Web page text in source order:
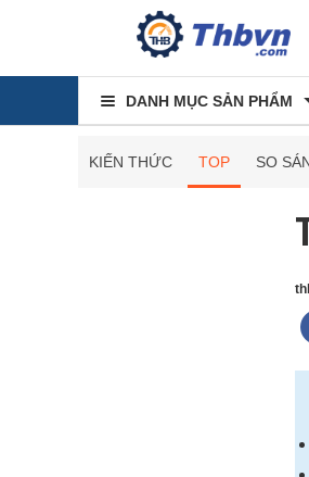
DANH MỤC SẢN PHẨM
KIẾN THỨC TOP SO